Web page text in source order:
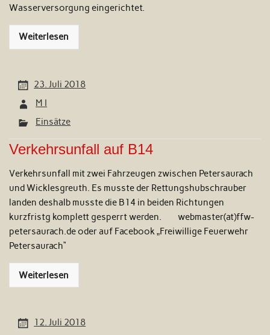
Wasserversorgung eingerichtet.
Weiterlesen
23. Juli 2018
M I
Einsätze
Verkehrsunfall auf B14
Verkehrsunfall mit zwei Fahrzeugen zwischen Petersaurach
und Wicklesgreuth. Es musste der Rettungshubschrauber
landen deshalb musste die B14 in beiden Richtungen
kurzfristg komplett gesperrt werden. webmaster(at)ffw-
petersaurach.de oder auf Facebook „Freiwillige Feuerwehr
Petersaurach“
Weiterlesen
12. Juli 2018